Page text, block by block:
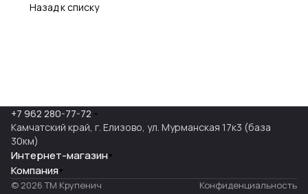
Назад к списку
+7 962 280-77-72
Камчатский край, г. Елизово, ул. Мурманская 17к3 (база
30км)
Интернет-магазин
Компания
© 2026 ТМ Крупенич
Конфиденциальность